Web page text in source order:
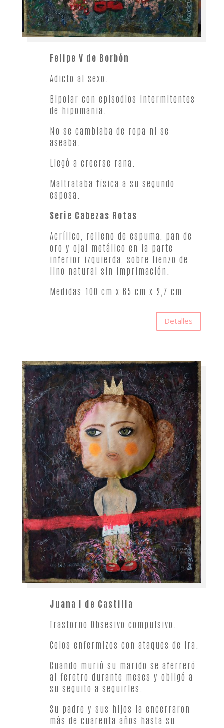
Felipe V de Borbón
Adicto al sexo.
Bipolar con episodios intermitentes
de hipomania.
No se cambiaba de ropa ni se
aseaba.
Llegó a creerse rana.
Maltrataba física a su segundo
esposa.
Serie Cabezas Rotas
Acrílico, relleno de espuma, pan de
oro y ojal metálico en la parte
inferior izquierda, sobre lienzo de
lino natural sin imprimación.
Medidas 100 cm x 65 cm x 2,7 cm
Detalles
Juana I de Castilla
Trastorno Obsesivo compulsivo.
Celos enfermizos con ataques de ira.
Cuando murió su marido se aferreró
al feretro durante meses y obligó a
su seguito a seguirles.
Su padre y sus hijos la encerraron
más de cuarenta años hasta su